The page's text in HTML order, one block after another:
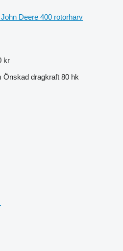
John Deere 400 rotorharv
kr
Önskad dragkraft 80 hk